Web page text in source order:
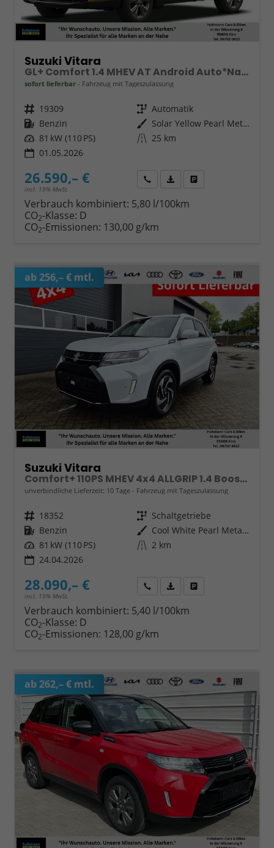
Suzuki Vitara
GL+ Comfort 1.4 MHEV AT Android Auto*Navi*SHZ*ACC*Kamera*Klimauto*LED*PrivacyGlas
sofort lieferbar Fahrzeug mit Tageszulassung
Fahrzeugnr. 19309 Getriebe Automatik
Kraftstoff Benzin Außenfarbe
Solar Yellow Pearl Metallic / Cosmic Black Pearl Metallic
Leistung 81 kW (110 PS) Kilometerstand 25 km
01.05.2026
26.590,– €
incl. 19% MwSt.
Wir rufen Sie anFahrzeugexposé (PDF)
Verbrauch kombiniert: 5,80 l/100km
CO2-Klasse: D
CO2-Emissionen: 130,00 g/km
ab 256,– € mtl.
Suzuki Vitara
Comfort+ 110PS MHEV 4x4 ALLGRIP 1.4 Boosterjet Allrad Teilleder mit Alcantara Navi Klimaautomatik Sitzheizung ACC PDC v+h Rückf.Kamera Suzuki-Radio Apple CarPlay Android Auto Touchscreen 2xKeyless 17-LM
unverbindliche Lieferzeit: 10 Tage Fahrzeug mit Tageszulassung
Fahrzeugnr. 18352 Getriebe Schaltgetriebe
Kraftstoff Benzin Außenfarbe
Cool White Pearl Metallic
Leistung 81 kW (110 PS) Kilometerstand 2 km
24.04.2026
28.090,– €
incl. 19% MwSt.
Wir rufen Sie anFahrzeugexposé (PDF)
Verbrauch kombiniert: 5,40 l/100km
CO2-Klasse: D
CO2-Emissionen: 128,00 g/km
ab 262,– € mtl.